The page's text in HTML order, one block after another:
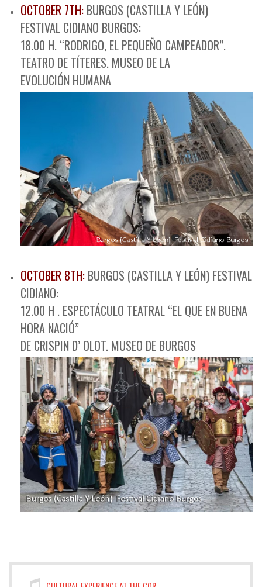
OCTOBER 7TH: BURGOS (CASTILLA Y LEÓN)
FESTIVAL CIDIANO BURGOS:
18.00 H. “RODRIGO, EL PEQUEÑO CAMPEADOR”.
TEATRO DE TÍTERES. MUSEO DE LA
EVOLUCIÓN HUMANA
OCTOBER 8TH: BURGOS (CASTILLA Y LEÓN) FESTIVAL
CIDIANO:
12.00 H . ESPECTÁCULO TEATRAL “EL QUE EN BUENA
HORA NACIÓ”
DE CRISPIN D’ OLOT. MUSEO DE BURGOS